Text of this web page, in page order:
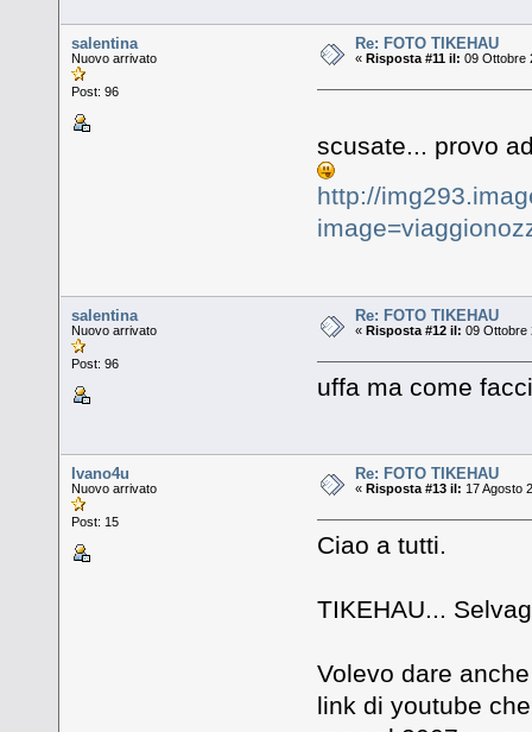
salentina
Nuovo arrivato
Post: 96
Re: FOTO TIKEHAU
«Risposta #11 il: 09 Ottobre
scusate... provo
http://
salentina
Nuovo arrivato
Post: 96
Re: FOTO TIKEHAU
«Risposta #12 il: 09 Ottobre
uffa ma come
Ivano4u
Nuovo arrivato
Post: 15
Re: FOTO TIKEHAU
«Risposta #13 il: 17 Agosto
Ciao a tutti.
TIKEHAU...
Volevo dare
link di youtube